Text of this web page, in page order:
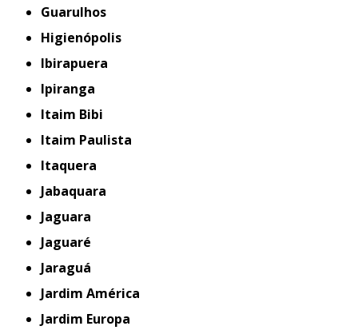
Guarulhos
Higienópolis
Ibirapuera
Ipiranga
Itaim Bibi
Itaim Paulista
Itaquera
Jabaquara
Jaguara
Jaguaré
Jaraguá
Jardim América
Jardim Europa